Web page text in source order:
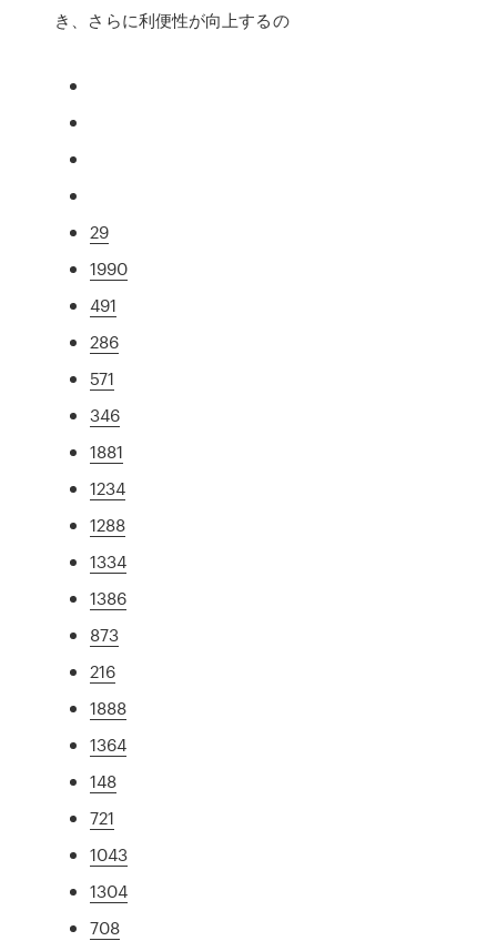
き、さらに利便性が向上するの
29
1990
491
286
571
346
1881
1234
1288
1334
1386
873
216
1888
1364
148
721
1043
1304
708